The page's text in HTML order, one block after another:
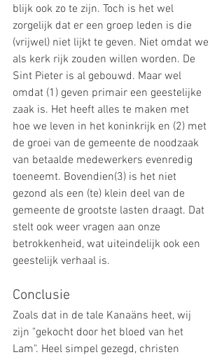
blijk ook zo te zijn. Toch is het wel
zorgelijk dat er een groep leden is die
(vrijwel) niet lijkt te geven. Niet omdat we
als kerk rijk zouden willen worden. De
Sint Pieter is al gebouwd. Maar wel
omdat (1) geven primair een geestelijke
zaak is. Het heeft alles te maken met
hoe we leven in het koninkrijk en (2) met
de groei van de gemeente de noodzaak
van betaalde medewerkers evenredig
toeneemt. Bovendien(3) is het niet
gezond als een (te) klein deel van de
gemeente de grootste lasten draagt. Dat
stelt ook weer vragen aan onze
betrokkenheid, wat uiteindelijk ook een
geestelijk verhaal is.
Conclusie
Zoals dat in de tale Kanaäns heet, wij
zijn "gekocht door het bloed van het
Lam". Heel simpel gezegd, christen